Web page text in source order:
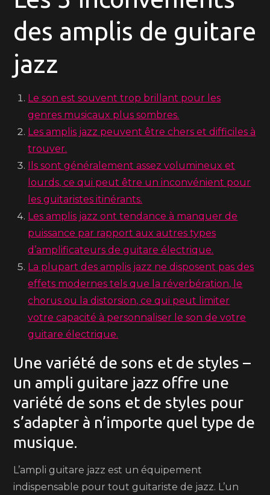
des amplis de guitare
jazz
Le son est souvent trop brillant pour les
genres musicaux plus sombres.
Les amplis jazz peuvent être chers et difficiles à
trouver.
Ils sont généralement assez volumineux et
lourds, ce qui peut être un inconvénient pour
les guitaristes itinérants.
Les amplis jazz ont tendance à manquer de
puissance par rapport aux autres types
d’amplificateurs de guitare électrique.
La plupart des amplis jazz ne disposent pas des
effets modernes tels que la réverbération, le
chorus ou la distorsion, ce qui peut limiter
votre capacité à personnaliser le son de votre
guitare électrique.
Une variété de sons et de styles –
un ampli guitare jazz offre une
variété de sons et de styles pour
s’adapter à n’importe quel type de
musique.
L’ampli guitare jazz est un équipement
indispensable pour tout guitariste de jazz. L’un